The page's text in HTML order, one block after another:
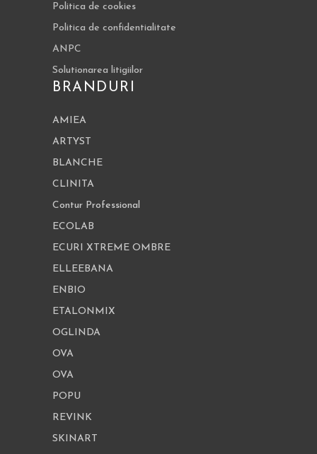
Politica de cookies
Politica de confidentialitate
ANPC
Solutionarea litigiilor
BRANDURI
AMIEA
ARTYST
BLANCHE
CLINITA
Contur Professional
ECOLAB
ECURI XTREME OMBRE
ELLEEBANA
ENBIO
ETALONMIX
OGLINDA
OVA
OVA
POPU
REVINK
SKINART